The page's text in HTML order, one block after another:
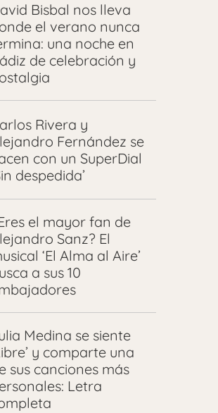
Bisbal nos lleva
el verano nunca
una noche en
de celebración y
Rivera y
Fernández se
con un SuperDial
despedida’
el mayor fan de
Sanz? El
‘El Alma al Aire’
a sus 10
Medina se siente
y comparte una
sus canciones más
Letra